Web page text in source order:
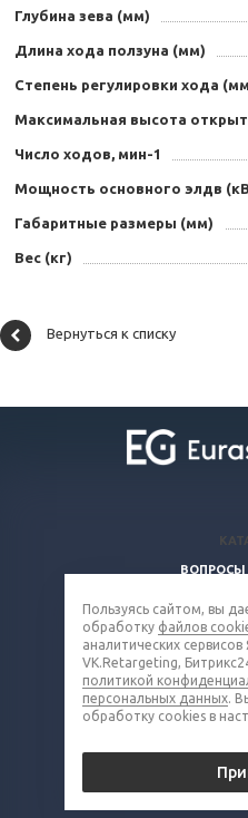
Глубина зева (мм)
Длина хода ползуна (мм)
Степень регулировки хода
Максимальная высота
Число ходов, мин-1
Мощность основного элдв
Габаритные размеры (мм)
Вес (кг)
Вернуться к списку
8
Пользуясь сайтом, вы
обработку файлов
аналитических
VK.Retargeting,
политикой
персональных данных.
обработку cookies в